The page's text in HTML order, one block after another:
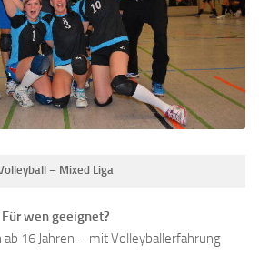
– Mixed Liga
Für wen geeignet?
16 Jahren – mit Volleyballerfahrung